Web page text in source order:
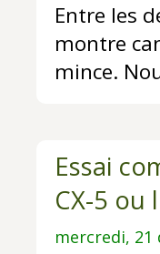
Entre les
montre
mince.
Essai
CX-5 ou
mercredi, 21